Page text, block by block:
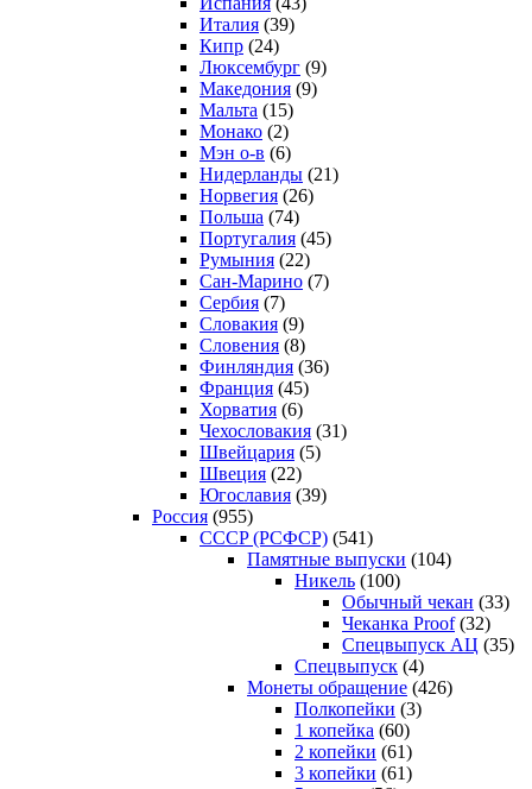
Италия (39)
Кипр (24)
Люксембург (9)
Македония (9)
Мальта (15)
Монако (2)
Мэн о-в (6)
Нидерланды (21)
Норвегия (26)
Польша (74)
Португалия (45)
Румыния (22)
Сан-Марино (7)
Сербия (7)
Словакия (9)
Словения (8)
Финляндия (36)
Франция (45)
Хорватия (6)
Чехословакия (31)
Швейцария (5)
Швеция (22)
Югославия (39)
Россия (955)
CCCP (РСФСР) (541)
Памятные выпуски (104)
Никель (100)
Обычный чекан (33)
Чеканка Proof(32)
Спецвыпуск АЦ (35)
Спецвыпуск (4)
Монеты обращение (426)
Полкопейки (3)
1 копейка (60)
2 копейки (61)
3 копейки (61)